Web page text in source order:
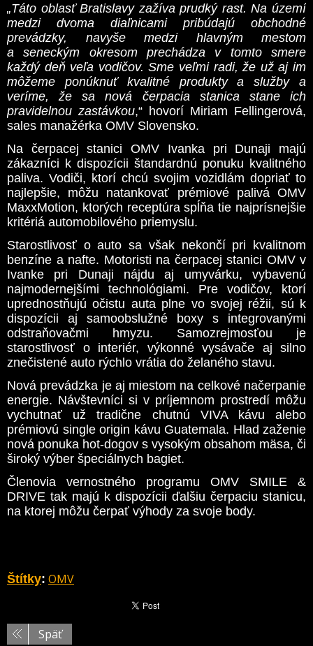
„Táto oblasť Bratislavy zažíva prudký rast. Na území
medzi dvoma diaľnicami pribúdajú obchodné
prevádzky, navyše medzi hlavným mestom
a seneckým okresom prechádza v tomto smere
každý deň veľa vodičov. Sme veľmi radi, že už aj im
môžeme ponúknuť kvalitné produkty a služby a
veríme, že sa nová čerpacia stanica stane ich
pravidelnou zastávkou,“ hovorí Miriam Fellingerová,
sales manažérka OMV Slovensko.
Na čerpacej stanici OMV Ivanka pri Dunaji majú
zákazníci k dispozícii štandardnú ponuku kvalitného
paliva. Vodiči, ktorí chcú svojim vozidlám dopriať to
najlepšie, môžu natankovať prémiové palivá OMV
MaxxMotion, ktorých receptúra spĺňa tie najprísnejšie
kritériá automobilového priemyslu.
Starostlivosť o auto sa však nekončí pri kvalitnom
benzíne a nafte. Motoristi na čerpacej stanici OMV v
Ivanke pri Dunaji nájdu aj umyvárku, vybavenú
najmodernejšími technológiami. Pre vodičov, ktorí
uprednostňujú očistu auta plne vo svojej réžii, sú k
dispozícii aj samoobslužné boxy s integrovanými
odstraňovačmi hmyzu. Samozrejmosťou je
starostlivosť o interiér, výkonné vysávače aj silno
znečistené auto rýchlo vrátia do želaného stavu.
Nová prevádzka je aj miestom na celkové načerpanie
energie. Návštevníci si v príjemnom prostredí môžu
vychutnať už tradične chutnú VIVA kávu alebo
prémiovú single origin kávu Guatemala. Hlad zaženie
nová ponuka hot-dogov s vysokým obsahom mäsa, či
široký výber špeciálnych bagiet.
Členovia vernostného programu OMV SMILE &
DRIVE tak majú k dispozícii ďalšiu čerpaciu stanicu,
na ktorej môžu čerpať výhody za svoje body.
Štítky: OMV
Späť